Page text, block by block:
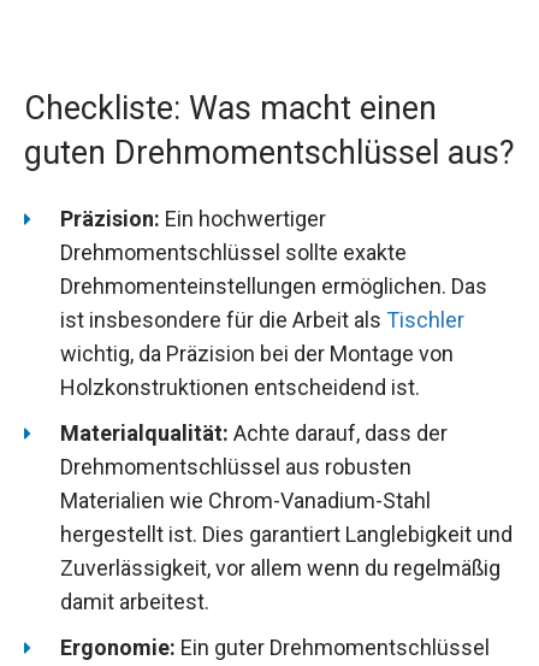
Checkliste: Was macht einen
guten Drehmomentschlüssel aus?
Präzision: Ein hochwertiger
Drehmomentschlüssel sollte exakte
Drehmomenteinstellungen ermöglichen. Das
ist insbesondere für die Arbeit als Tischler
wichtig, da Präzision bei der Montage von
Holzkonstruktionen entscheidend ist.
Materialqualität: Achte darauf, dass der
Drehmomentschlüssel aus robusten
Materialien wie Chrom-Vanadium-Stahl
hergestellt ist. Dies garantiert Langlebigkeit und
Zuverlässigkeit, vor allem wenn du regelmäßig
damit arbeitest.
Ergonomie: Ein guter Drehmomentschlüssel